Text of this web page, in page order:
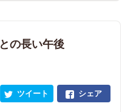
の長い午後
シェア
ツイート